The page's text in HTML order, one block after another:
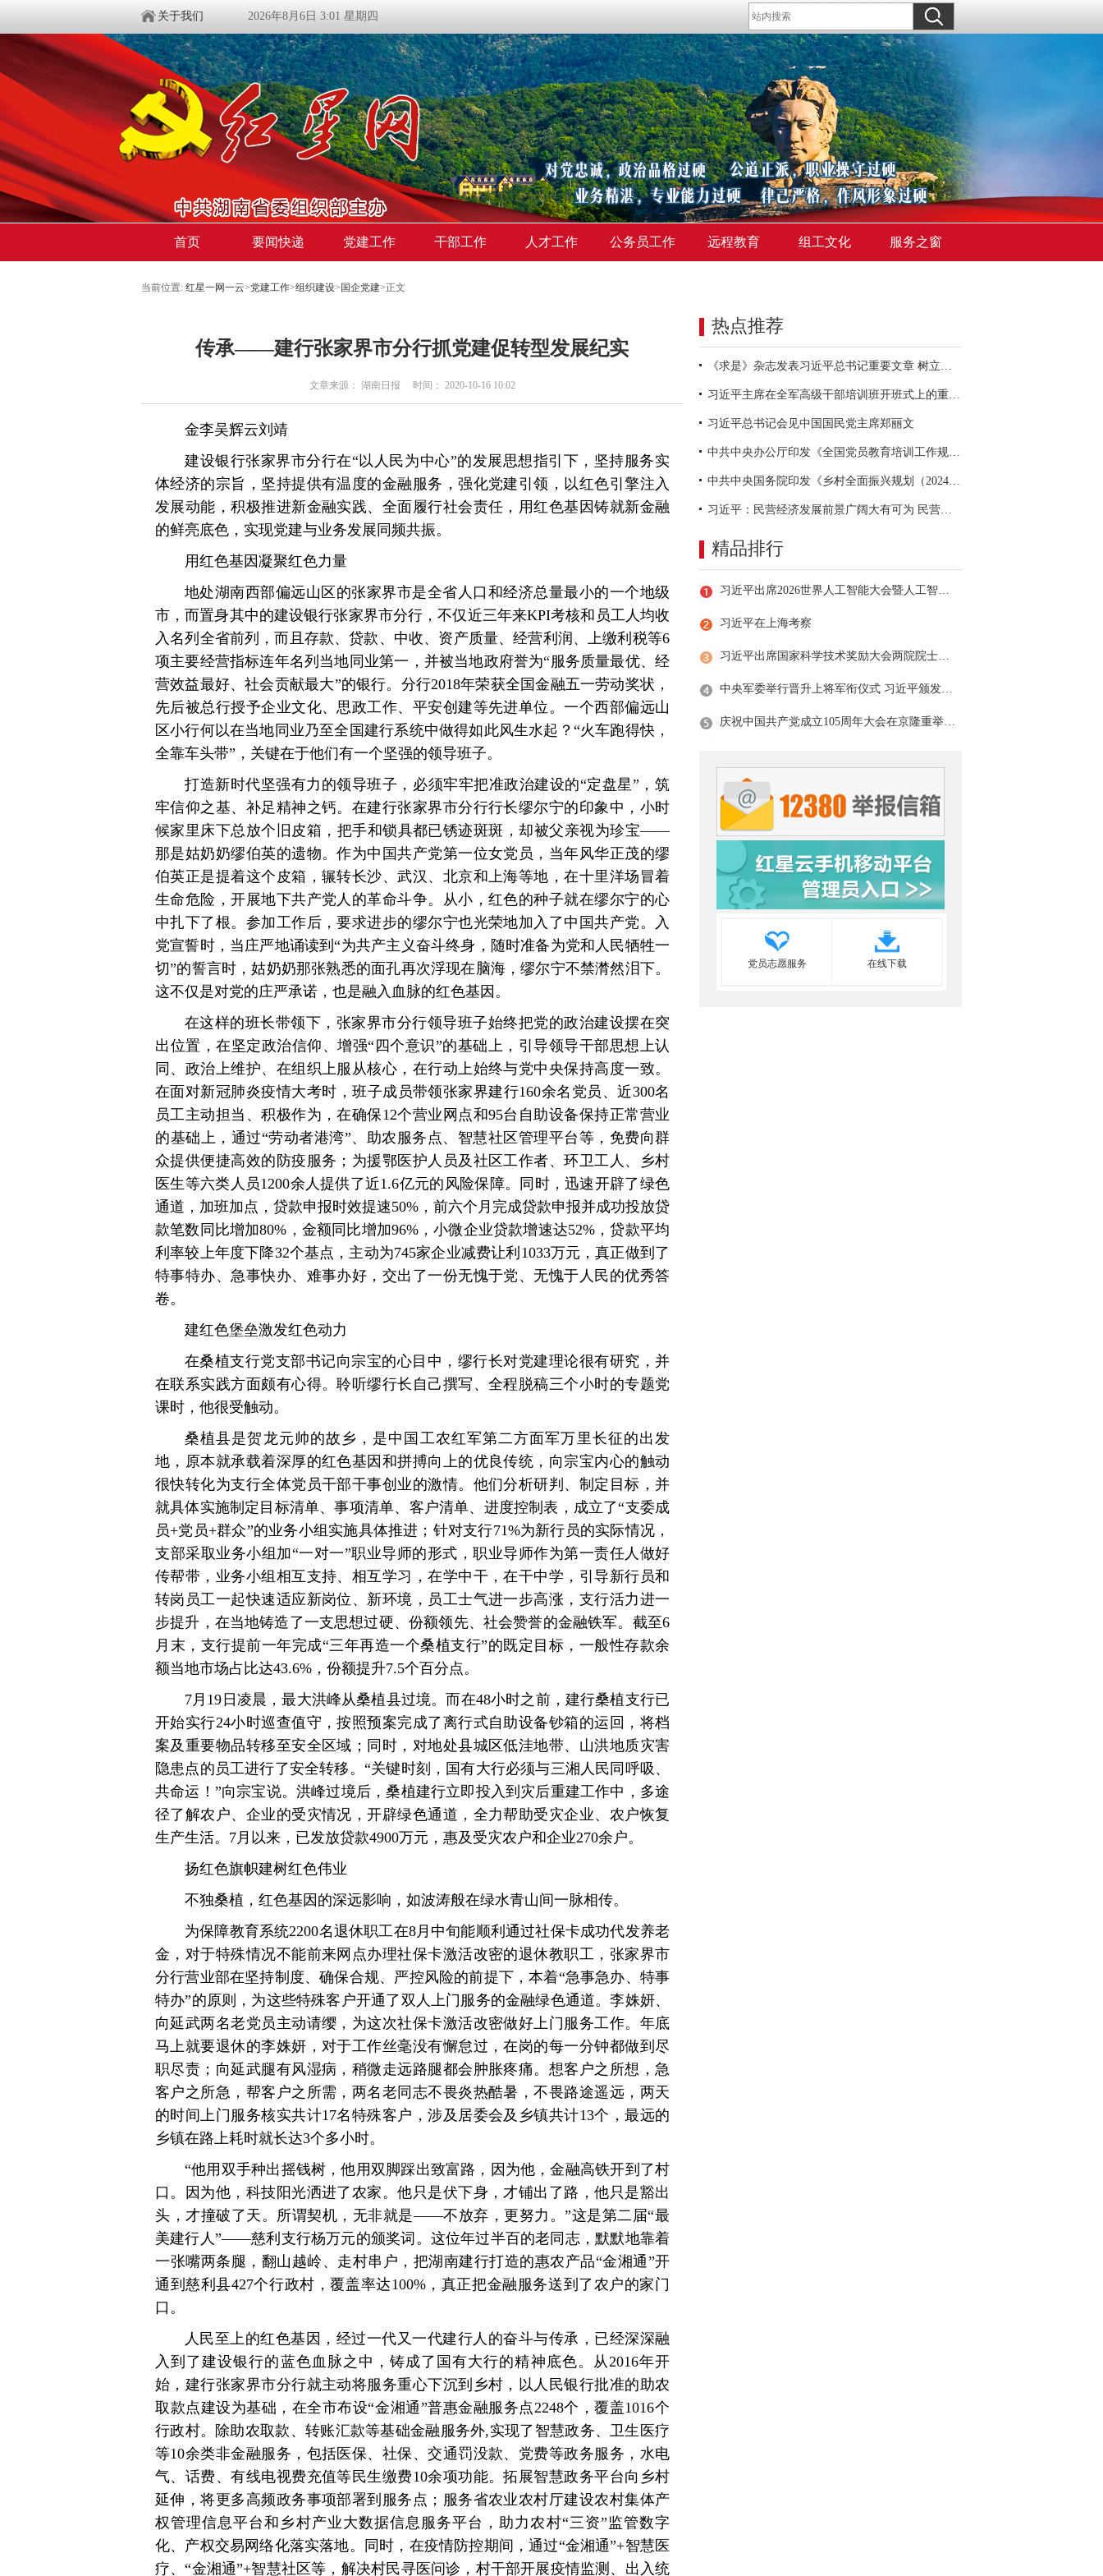
关于我们 2026年8月6日 3:01 星期四
首页 要闻快递 党建工作 干部工作 人才工作 公务员工作 远程教育 组工文化 服务之窗
当前位置: 红星一网一云>党建工作>组织建设> 国企党建>正文
传承——建行张家界市分行抓党建促转型发展纪实
文章来源： 湖南日报 时间： 2020-10-16 10:02
金李吴辉云刘靖
建设银行张家界市分行在“以人民为中心”的发展思想指引下，坚持服务实
体经济的宗旨，坚持提供有温度的金融服务，强化党建引领，以红色引擎注入
发展动能，积极推进新金融实践、全面履行社会责任，用红色基因铸就新金融
的鲜亮底色，实现党建与业务发展同频共振。
用红色基因凝聚红色力量
地处湖南西部偏远山区的张家界市是全省人口和经济总量最小的一个地级
市，而置身其中的建设银行张家界市分行，不仅近三年来KPI考核和员工人均收
入名列全省前列，而且存款、贷款、中收、资产质量、经营利润、上缴利税等6
项主要经营指标连年名列当地同业第一，并被当地政府誉为“服务质量最优、经
营效益最好、社会贡献最大”的银行。分行2018年荣获全国金融五一劳动奖状，
先后被总行授予企业文化、思政工作、平安创建等先进单位。一个西部偏远山
区小行何以在当地同业乃至全国建行系统中做得如此风生水起？“火车跑得快，
全靠车头带”，关键在于他们有一个坚强的领导班子。
打造新时代坚强有力的领导班子，必须牢牢把准政治建设的“定盘星”，筑
牢信仰之基、补足精神之钙。在建行张家界市分行行长缪尔宁的印象中，小时
候家里床下总放个旧皮箱，把手和锁具都已锈迹斑斑，却被父亲视为珍宝——
那是姑奶奶缪伯英的遗物。作为中国共产党第一位女党员，当年风华正茂的缪
伯英正是提着这个皮箱，辗转长沙、武汉、北京和上海等地，在十里洋场冒着
生命危险，开展地下共产党人的革命斗争。从小，红色的种子就在缪尔宁的心
中扎下了根。参加工作后，要求进步的缪尔宁也光荣地加入了中国共产党。入
党宣誓时，当庄严地诵读到“为共产主义奋斗终身，随时准备为党和人民牺牲一
切”的誓言时，姑奶奶那张熟悉的面孔再次浮现在脑海，缪尔宁不禁潸然泪下。
这不仅是对党的庄严承诺，也是融入血脉的红色基因。
在这样的班长带领下，张家界市分行领导班子始终把党的政治建设摆在突
出位置，在坚定政治信仰、增强“四个意识”的基础上，引导领导干部思想上认
同、政治上维护、在组织上服从核心，在行动上始终与党中央保持高度一致。
在面对新冠肺炎疫情大考时，班子成员带领张家界建行160余名党员、近300名
员工主动担当、积极作为，在确保12个营业网点和95台自助设备保持正常营业
的基础上，通过“劳动者港湾”、助农服务点、智慧社区管理平台等，免费向群
众提供便捷高效的防疫服务；为援鄂医护人员及社区工作者、环卫工人、乡村
医生等六类人员1200余人提供了近1.6亿元的风险保障。同时，迅速开辟了绿色
通道，加班加点，贷款申报时效提速50%，前六个月完成贷款申报并成功投放贷
款笔数同比增加80%，金额同比增加96%，小微企业贷款增速达52%，贷款平均
利率较上年度下降32个基点，主动为745家企业减费让利1033万元，真正做到了
特事特办、急事快办、难事办好，交出了一份无愧于党、无愧于人民的优秀答
卷。
建红色堡垒激发红色动力
在桑植支行党支部书记向宗宝的心目中，缪行长对党建理论很有研究，并
在联系实践方面颇有心得。聆听缪行长自己撰写、全程脱稿三个小时的专题党
课时，他很受触动。
桑植县是贺龙元帅的故乡，是中国工农红军第二方面军万里长征的出发
地，原本就承载着深厚的红色基因和拼搏向上的优良传统，向宗宝内心的触动
很快转化为支行全体党员干部干事创业的激情。他们分析研判、制定目标，并
就具体实施制定目标清单、事项清单、客户清单、进度控制表，成立了“支委成
员+党员+群众”的业务小组实施具体推进；针对支行71%为新行员的实际情况，
支部采取业务小组加“一对一”职业导师的形式，职业导师作为第一责任人做好
传帮带，业务小组相互支持、相互学习，在学中干，在干中学，引导新行员和
转岗员工一起快速适应新岗位、新环境，员工士气进一步高涨，支行活力进一
步提升，在当地铸造了一支思想过硬、份额领先、社会赞誉的金融铁军。截至6
月末，支行提前一年完成“三年再造一个桑植支行”的既定目标，一般性存款余
额当地市场占比达43.6%，份额提升7.5个百分点。
7月19日凌晨，最大洪峰从桑植县过境。而在48小时之前，建行桑植支行已
开始实行24小时巡查值守，按照预案完成了离行式自助设备钞箱的运回，将档
案及重要物品转移至安全区域；同时，对地处县城区低洼地带、山洪地质灾害
隐患点的员工进行了安全转移。“关键时刻，国有大行必须与三湘人民同呼吸、
共命运！”向宗宝说。洪峰过境后，桑植建行立即投入到灾后重建工作中，多途
径了解农户、企业的受灾情况，开辟绿色通道，全力帮助受灾企业、农户恢复
生产生活。7月以来，已发放贷款4900万元，惠及受灾农户和企业270余户。
扬红色旗帜建树红色伟业
不独桑植，红色基因的深远影响，如波涛般在绿水青山间一脉相传。
为保障教育系统2200名退休职工在8月中旬能顺利通过社保卡成功代发养老
金，对于特殊情况不能前来网点办理社保卡激活改密的退休教职工，张家界市
分行营业部在坚持制度、确保合规、严控风险的前提下，本着“急事急办、特事
特办”的原则，为这些特殊客户开通了双人上门服务的金融绿色通道。李姝妍、
向延武两名老党员主动请缨，为这次社保卡激活改密做好上门服务工作。年底
马上就要退休的李姝妍，对于工作丝毫没有懈怠过，在岗的每一分钟都做到尽
职尽责；向延武腿有风湿病，稍微走远路腿都会肿胀疼痛。想客户之所想，急
客户之所急，帮客户之所需，两名老同志不畏炎热酷暑，不畏路途遥远，两天
的时间上门服务核实共计17名特殊客户，涉及居委会及乡镇共计13个，最远的
乡镇在路上耗时就长达3个多小时。
“他用双手种出摇钱树，他用双脚踩出致富路，因为他，金融高铁开到了村
口。因为他，科技阳光洒进了农家。他只是伏下身，才铺出了路，他只是豁出
头，才撞破了天。所谓契机，无非就是——不放弃，更努力。”这是第二届“最
美建行人”——慈利支行杨万元的颁奖词。这位年过半百的老同志，默默地靠着
一张嘴两条腿，翻山越岭、走村串户，把湖南建行打造的惠农产品“金湘通”开
通到慈利县427个行政村，覆盖率达100%，真正把金融服务送到了农户的家门
口。
人民至上的红色基因，经过一代又一代建行人的奋斗与传承，已经深深融
入到了建设银行的蓝色血脉之中，铸成了国有大行的精神底色。从2016年开
始，建行张家界市分行就主动将服务重心下沉到乡村，以人民银行批准的助农
取款点建设为基础，在全市布设“金湘通”普惠金融服务点2248个，覆盖1016个
行政村。除助农取款、转账汇款等基础金融服务外,实现了智慧政务、卫生医疗
等10余类非金融服务，包括医保、社保、交通罚没款、党费等政务服务，水电
气、话费、有线电视费充值等民生缴费10余项功能。拓展智慧政务平台向乡村
延伸，将更多高频政务事项部署到服务点；服务省农业农村厅建设农村集体产
权管理信息平台和乡村产业大数据信息服务平台，助力农村“三资”监管数字
化、产权交易网络化落实落地。同时，在疫情防控期间，通过“金湘通”+智慧医
疗、“金湘通”+智慧社区等，解决村民寻医问诊，村干部开展疫情监测、出入统
热点推荐
《求是》杂志发表习近平总书记重要文章 树立和践行正确政绩观
习近平主席在全军高级干部培训班开班式上的重要讲话引领全军开展思想整风、深化政治整训
习近平总书记会见中国国民党主席郑丽文
中共中央办公厅印发《全国党员教育培训工作规划（2024－2028年）》
中共中央国务院印发《乡村全面振兴规划（2024—2027年）》
习近平：民营经济发展前景广阔大有可为 民营企业和民营企业家大显身手正当其时
精品排行
习近平出席2026世界人工智能大会暨人工智能全球治理高级别会议开幕式并发表主旨讲话
习近平在上海考察
习近平出席国家科学技术奖励大会两院院士大会中国科协第十一次全国代表大会并发表重要讲话
中央军委举行晋升上将军衔仪式 习近平颁发命令状并向晋衔的军官表示祝贺
庆祝中国共产党成立105周年大会在京隆重举行 习近平发表重要讲话
党员志愿服务 在线下载